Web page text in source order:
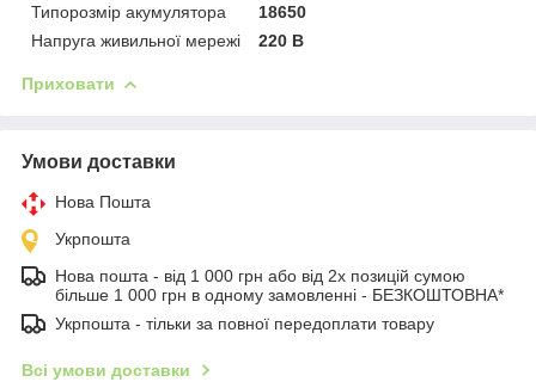
Типорозмір акумулятора
18650
Напруга живильної мережі
220 В
Приховати
Умови доставки
Нова Пошта
Укрпошта
Нова пошта - від 1 000 грн або від 2х позицій сумою
більше 1 000 грн в одному замовленні - БЕЗКОШТОВНА*
Укрпошта - тільки за повної передоплати товару
Всі умови доставки